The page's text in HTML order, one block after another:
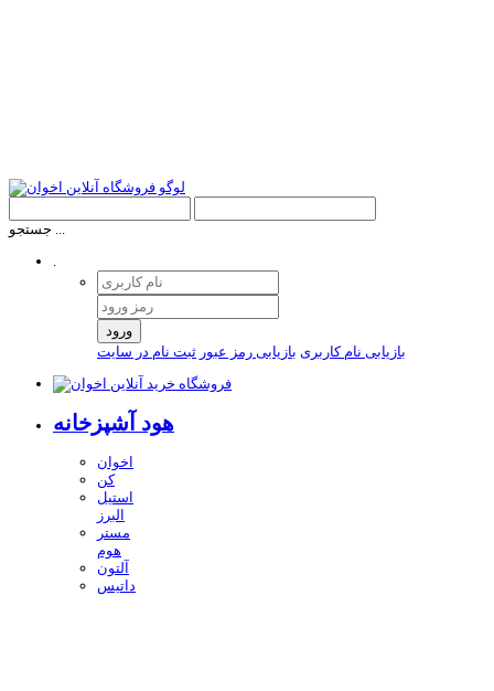
جستجو ...
.
ورود
بازیابی نام کاربری بازیابی رمز عبور ثبت نام در سایت
هود آشپزخانه
اخوان
کن
استیل
البرز
مستر
هوم
آلتون
داتیس